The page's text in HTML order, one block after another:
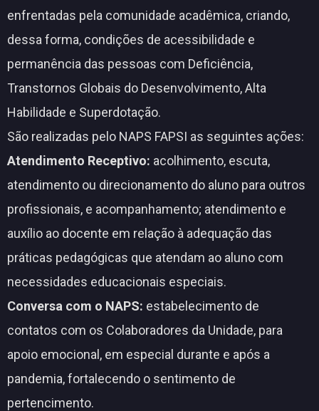
enfrentadas pela comunidade acadêmica, criando,
dessa forma, condições de acessibilidade e
permanência das pessoas com Deficiência,
Transtornos Globais do Desenvolvimento, Alta
Habilidade e Superdotação.
São realizadas pelo NAPS FAPSI as seguintes ações:
Atendimento Receptivo: acolhimento, escuta,
atendimento ou direcionamento do aluno para outros
profissionais, e acompanhamento; atendimento e
auxílio ao docente em relação à adequação das
práticas pedagógicas que atendam ao aluno com
necessidades educacionais especiais.
Conversa com o NAPS: estabelecimento de
contatos com os Colaboradores da Unidade, para
apoio emocional, em especial durante e após a
pandemia, fortalecendo o sentimento de
pertencimento.